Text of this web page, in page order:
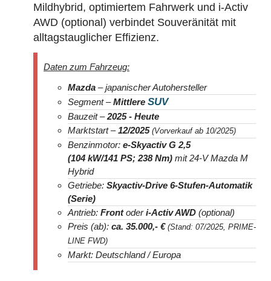
Mildhybrid, optimiertem Fahrwerk und i-Activ
AWD (optional) verbindet Souveränität mit
alltagstauglicher Effizienz.
Daten zum Fahrzeug:
Mazda – japanischer Autohersteller
Segment –Mittlere SUV
Bauzeit –2025 - Heute
Marktstart –12/2025 (Vorverkauf ab 10/2025)
Benzinmotor: e-Skyactiv G 2,5
(104 kW/141 PS; 238 Nm) mit 24-V Mazda M
Hybrid
Getriebe: Skyactiv-Drive 6-Stufen-Automatik
(Serie)
Antrieb: Frontoderi-Activ AWD (optional)
Preis (ab): ca. 35.000,- € (Stand: 07/2025, PRIME-
LINE FWD)
Markt: Deutschland / Europa